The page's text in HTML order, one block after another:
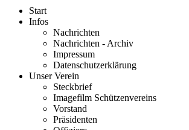
Start
Infos
Nachrichten
Nachrichten - Archiv
Impressum
Datenschutzerklärung
Unser Verein
Steckbrief
Imagefilm Schützenvereins
Vorstand
Präsidenten